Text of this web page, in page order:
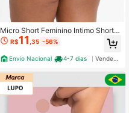
Micro Short Feminino Intimo Shortin
ho Curto Calcinha Segunda Pele An
agua Moda Intima Lingerie Promoç
ão Revenda Calcinha Grande
R$11 ,35 -56%
Envio Nacional 4-7 dias